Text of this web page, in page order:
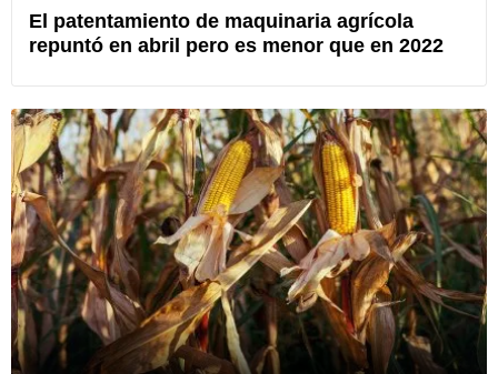
El patentamiento de maquinaria agrícola
repuntó en abril pero es menor que en 2022